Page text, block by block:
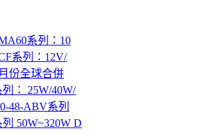
系列：10
系列：12V/
份全球合併
： 25W/40W/
48-ABV系列
50W~320W D